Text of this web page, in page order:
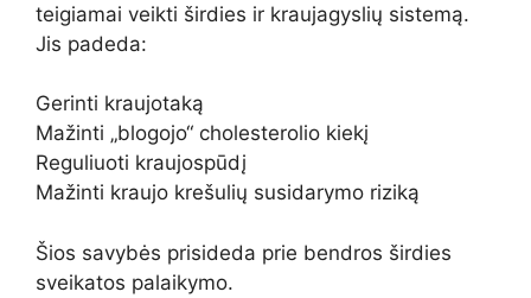
teigiamai veikti širdies ir kraujagyslių sistemą.
Jis padeda:
Gerinti kraujotaką
Mažinti „blogojo“ cholesterolio kiekį
Reguliuoti kraujospūdį
Mažinti kraujo krešulių susidarymo riziką
Šios savybės prisideda prie bendros širdies
sveikatos palaikymo.